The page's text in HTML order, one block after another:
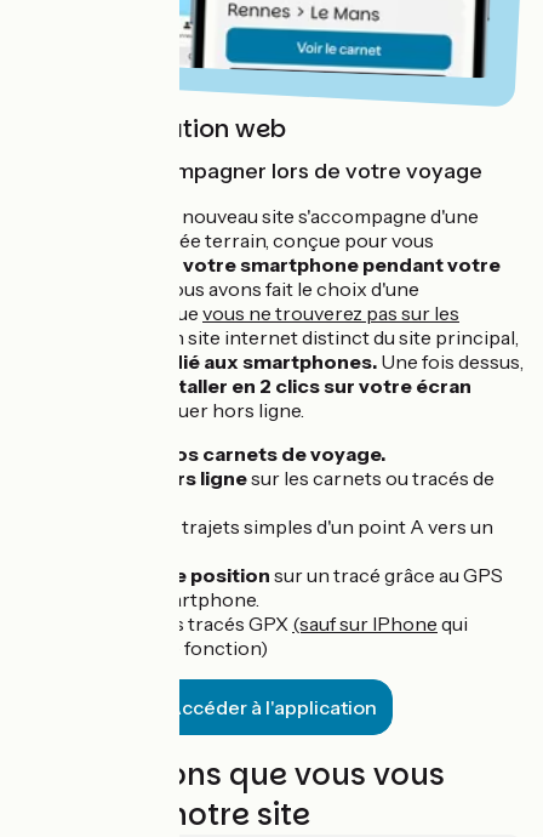
Notre application web
Pour vous accompagner lors de votre voyage
La sortie de notre nouveau site s'accompagne d'une
application orientée terrain, conçue pour vous
sur votre smartphone pendant votre
. Nous avons fait le choix d'une
que vous ne trouverez pas sur les
. Il s'agit d'un site internet distinct du site principal,
entièrement dédié aux smartphones. Une fois dessus,
l'installer en 2 clics sur votre écran
et naviguer hors ligne.
vos carnets de voyage.
hors lignesur les carnets ou tracés de
Calculer des trajets simples d'un point A vers un
Suivre votre position sur un tracé grâce au GPS
de votre smartphone.
Importer des tracés GPX (sauf sur IPhone qui
bloque cette fonction)
Accéder à l'application
Les questions que vous vous
posez sur notre site